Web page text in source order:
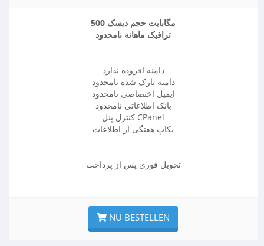
500 مگابایت حجم دیسک
ترافیک ماهانه نامحدود
دامنه افزوده ندارد
دامنه پارک شده نامحدود
ایمیل اختصاصی نامحدود
بانک اطلاعاتی نامحدود
کنترل پنل CPanel
بکاپ هفتگی از اطلاعات
تحویل فوری پس از پرداخت
NU BESTELLEN